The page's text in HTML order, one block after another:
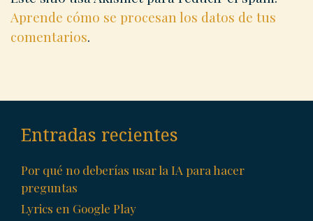
Aprende cómo se procesan los datos de tus
comentarios.
Entradas recientes
Por qué no deberías usar la IA para hacer
preguntas
Lyrics en Google Play